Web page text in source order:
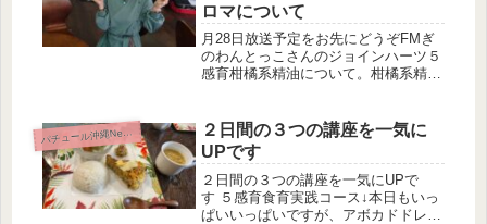
ロマについて
月28日放送予定をお先にどうぞFMぎ
のわんとっこさんのジョインハーツ５
感育柑橘系精油について。柑橘系精油
っちゃった〜12月28日放送予定をお先
にどうぞ（SNSでは2週間前に...
パ
チュール沖縄News
２日間の３つの講座を一気に
UPです
２日間の３つの講座を一気にUPで
す ５感育食育実践コース↓本日もいっ
ぱいいっぱいですが、アボカドドレッ